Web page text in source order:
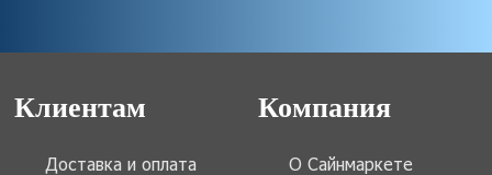
Клиентам
Доставка и оплата
Компания
О Сайнмаркете